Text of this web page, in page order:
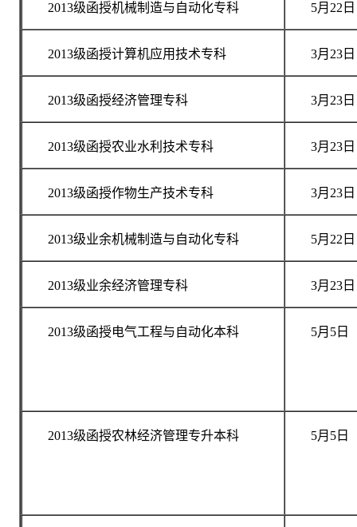
2013级函授机械制造与自动化专科 5月22日
2013级函授计算机应用技术专科 3月23日
2013级函授经济管理专科 3月23日
2013级函授农业水利技术专科 3月23日
2013级函授作物生产技术专科 3月23日
2013级业余机械制造与自动化专科 5月22日
2013级业余经济管理专科 3月23日
2013级函授电气工程与自动化本科 5月5日
2013级函授农林经济管理专升本科 5月5日